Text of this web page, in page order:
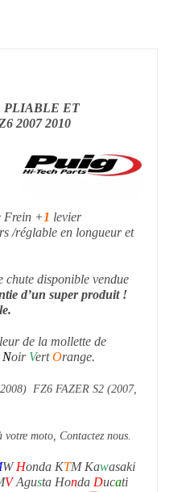
PLIABLE ET
2007 2010
Frein +1 levier
/réglable en longueur et
chute disponible vendue
d’un super produit !
de la mollette de
Noir VertOrange.
FZ6 FAZER S2 (2007,
moto, Contactez nous.
WHonda KTM Kawasaki
VAgusta Honda Ducati